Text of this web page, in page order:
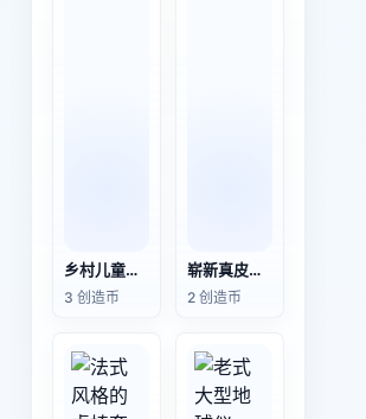
乡村儿童木制靠背椅
3 创造币
崭新真皮酒吧高脚凳
2 创造币